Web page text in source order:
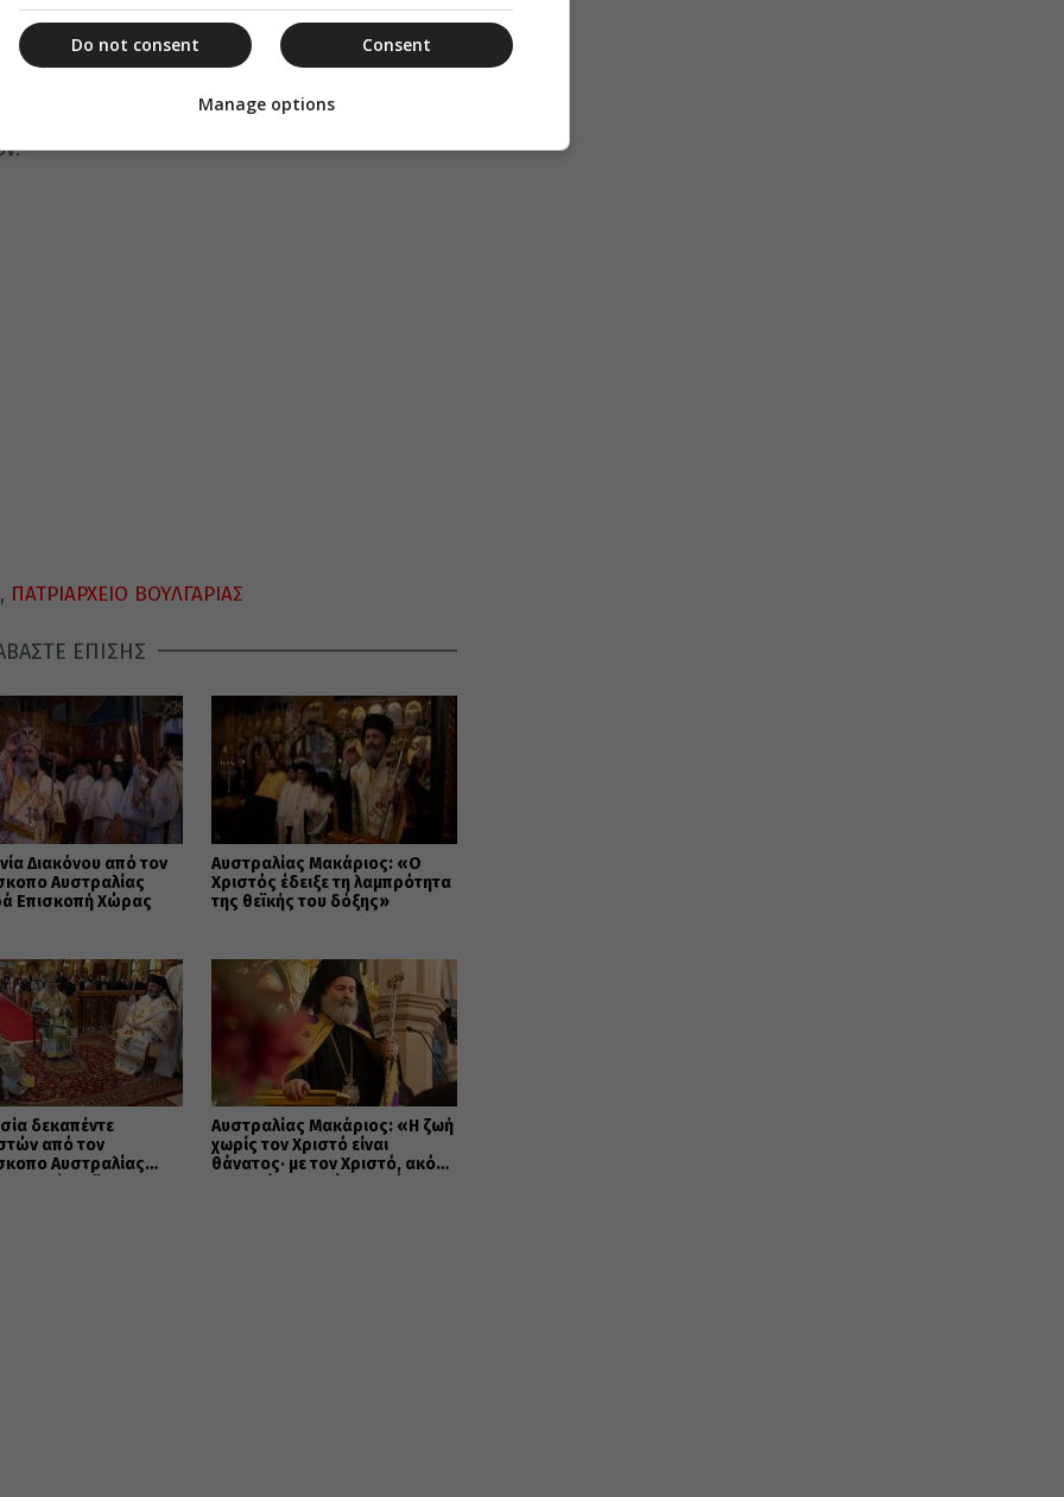
Βουλγαρίας σε μια ευρωπαϊκή πορεία που
Κάλεσαν για μια Ευρώπη που σέβεται και
ρίζες, υποστηρίζοντας ότι χωρίς γνήσια,
στις αιώνιες χριστιανικές αξίες, η Ευρώπη
, ΠΑΤΡΙΑΡΧΕΙΟ ΒΟΥΛΓΑΡΙΑΣ
ΕΠΙΣΗΣ
Διακόνου από τον
Αυστραλίας
Επισκοπή Χώρας
Αυστραλίας Μακάριος: «Ο
Χριστός έδειξε τη λαμπρότητα
της θεϊκής του δόξης»
δεκαπέντε
από τον
Αυστραλίας
Αυστραλίας Μακάριος: «Η ζωή
χωρίς τον Χριστό είναι
θάνατος· με τον Χριστό, ακόμη
Consent
Do not consent
Manage options